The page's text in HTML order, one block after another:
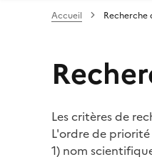
Accueil Recherche
Les critères de
L'ordre de
1) nom